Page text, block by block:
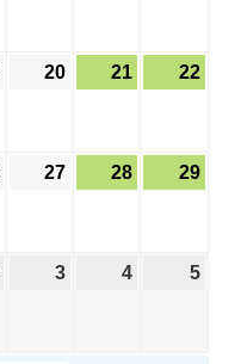
20 21 22
27 28 29
3 4 5